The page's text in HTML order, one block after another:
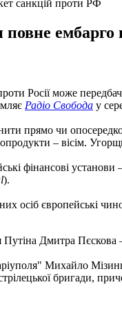
санкцій проти РФ
Росії може
Радіо Свобода у
прямо чи
– вісім.
фінансові
).
осіб європейські
Путіна Дмитра Пєскова
Михайло
бригади,